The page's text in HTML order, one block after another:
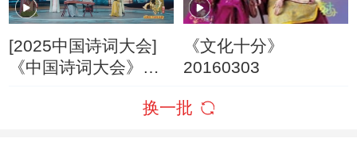
[2025中国诗词大会]
《中国诗词大会》主
《文化十分》
20160303
换一批